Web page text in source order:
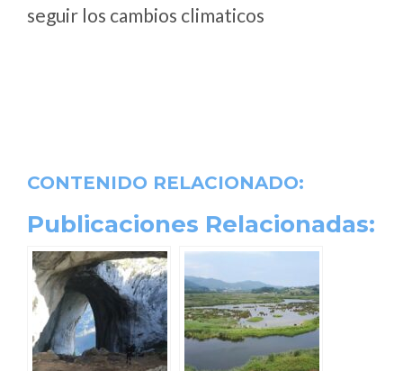
seguir los cambios climaticos
CONTENIDO RELACIONADO:
Publicaciones Relacionadas: